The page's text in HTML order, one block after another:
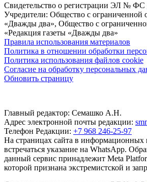
Свидетельство о регистрации ЭЛ № ФС
Учредители: Общество с ограниченной
«Дважды два», Общество с
«Редакция газеты «Дважды два»
Правила использования материалов
Политика в отношении обработки
Политика использования файлов cookie
Согласие на обработку персональных
Обновить страницу
Главный редактор: Семашко А.Н.
Адрес электронной почты редакции:
Телефон Редакции: +7 968 246-25-97
На страницах сайта в информационных
встречаться указание на WhatsApp.
данный сервис принадлежит Meta
которой признана экстремистской и